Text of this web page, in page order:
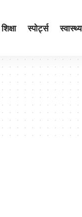
शिक्षा स्पोर्ट्स स्वास्थ्य